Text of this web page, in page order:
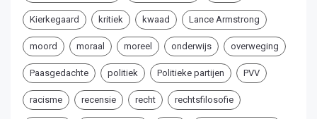
Kierkegaard kritiek kwaad Lance Armstrong
moord moraal moreel onderwijs overweging
Paasgedachte politiek Politieke partijen PVV
racisme recensie recht rechtsfilosofie